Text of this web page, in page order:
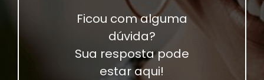
Ficou com alguma
dúvida?
Sua resposta pode
estar aqui!